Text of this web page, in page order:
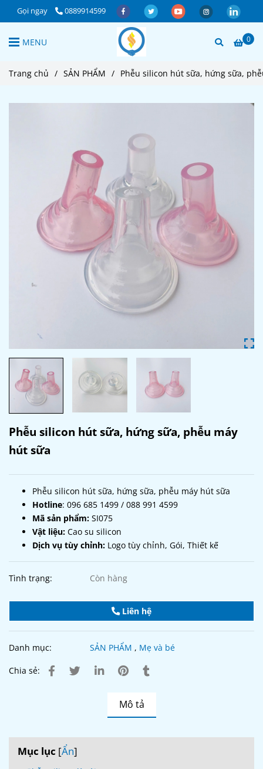
Gọi ngay 0889914599
0
MENU
Trang chủ / SẢN PHẨM / Phễu silicon hút sữa, hứng sữa,
Phễu silicon hút sữa, hứng sữa, phễu máy
hút sữa
Phễu silicon hút sữa, hứng sữa, phễu máy hút sữa
Hotline: 096 685 1499 / 088 991 4599
Mã sản phẩm: SI075
Vật liệu: Cao su silicon
Dịch vụ tùy chỉnh: Logo tùy chỉnh, Gói, Thiết kế
Tình trạng: Còn hàng
Liên hệ
Danh mục: SẢN PHẨM , Mẹ và bé
Chia sẻ:
Mô tả
Mục lục [Ẩn]